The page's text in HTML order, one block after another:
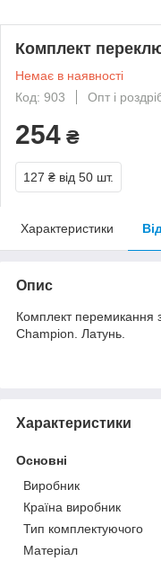
Комплект
Немає в наявності
Код: 903
Опт і
254 ₴
127 ₴ від 50 шт.
Характеристики
Опис
Комплект перемикання
Champion. Латунь.
Характеристики
Основні
Виробник
Країна виробник
Тип комплектуючого
Матеріал